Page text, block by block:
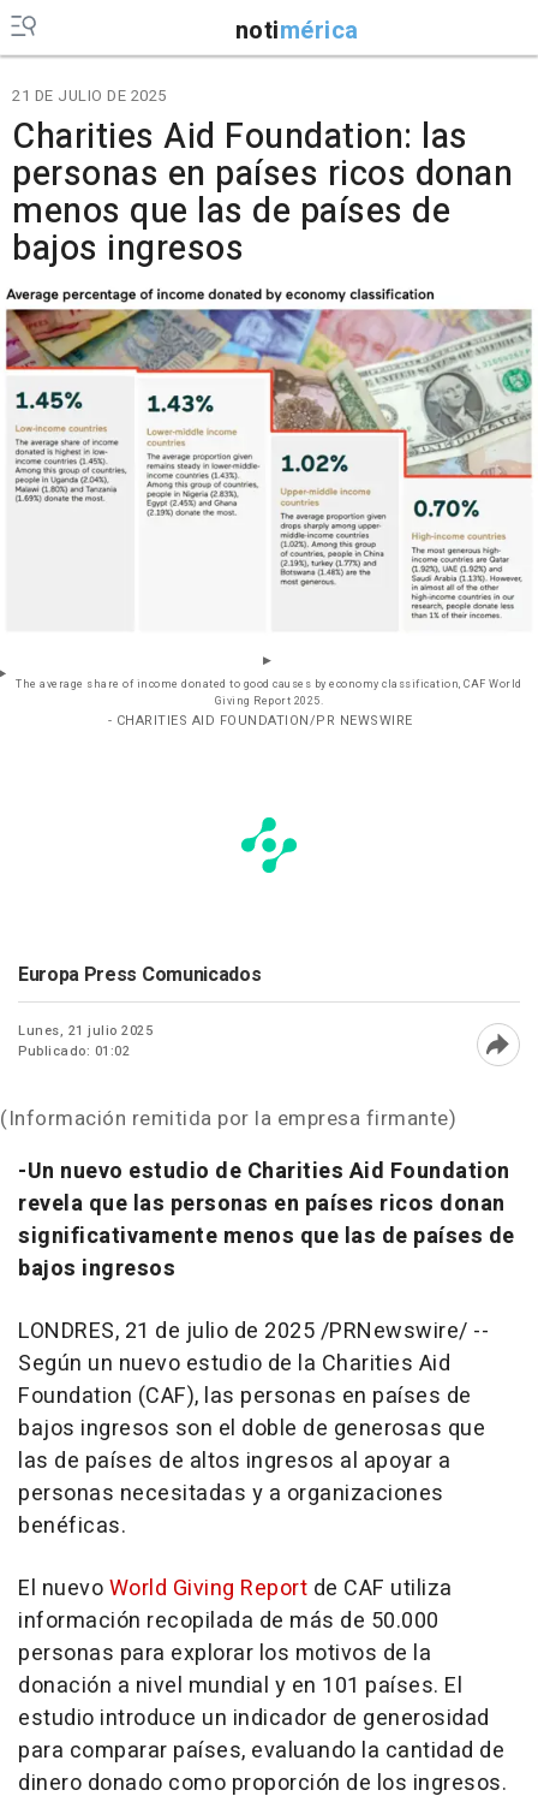
notimérica
21 DE JULIO DE 2025
Charities Aid Foundation: las
personas en países ricos donan
menos que las de países de
bajos ingresos
The average share of income donated to good causes by economy classification, CAF World
Giving Report 2025.
- CHARITIES AID FOUNDATION/PR NEWSWIRE
Europa Press Comunicados
Lunes, 21 julio 2025
Publicado: 01:02
(Información remitida por la empresa firmante)
-Un nuevo estudio de Charities Aid Foundation
revela que las personas en países ricos donan
significativamente menos que las de países de
bajos ingresos
LONDRES, 21 de julio de 2025/PRNewswire/ --
Según un nuevo estudio de la Charities Aid
Foundation (CAF), las personas en países de
bajos ingresos son el doble de generosas que
las de países de altos ingresos al apoyar a
personas necesitadas y a organizaciones
benéficas.
El nuevoWorld Giving Report de CAF utiliza
información recopilada de más de 50.000
personas para explorar los motivos de la
donación a nivel mundial y en 101 países. El
estudio introduce un indicador de generosidad
para comparar países, evaluando la cantidad de
dinero donado como proporción de los ingresos.